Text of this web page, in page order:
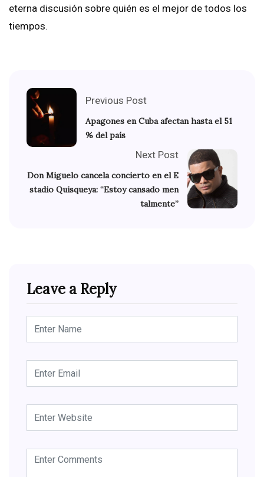
eterna discusión sobre quién es el mejor de todos los
tiempos.
Previous Post
Apagones en Cuba afectan hasta el 51
% del país
Next Post
Don Miguelo cancela concierto en el E
stadio Quisqueya: “Estoy cansado men
talmente”
Leave a Reply